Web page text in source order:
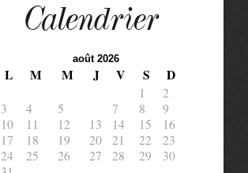
Calendrier
août 2026
L M M J V S D
1
2
3
4 5 7 8
9
10
11 12 13 14 15
16
17
18 19 20 21 22
23
24
25 26 27 28 29
30